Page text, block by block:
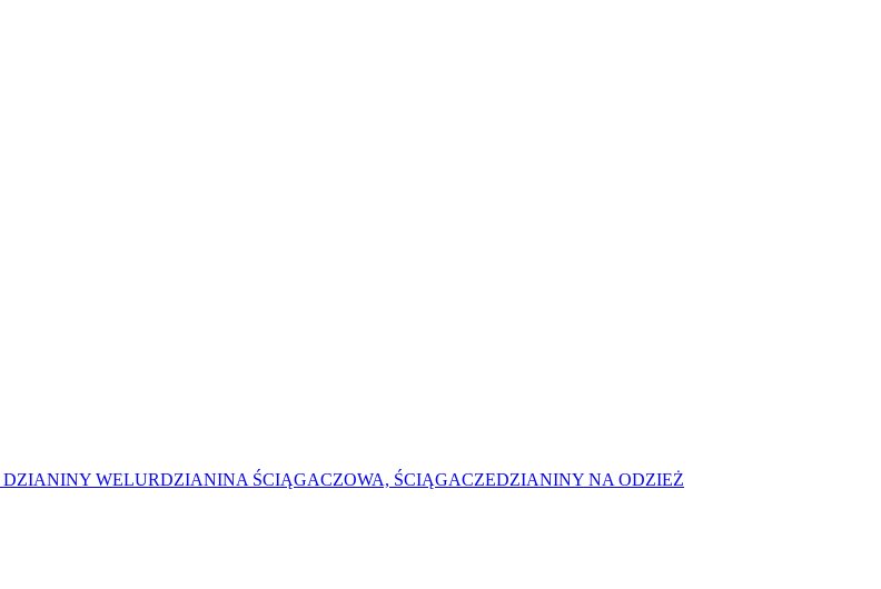
DZIANINY WELURDZIANINA ŚCIĄGACZOWA, ŚCIĄGACZEDZIANINY NA ODZIEŻ